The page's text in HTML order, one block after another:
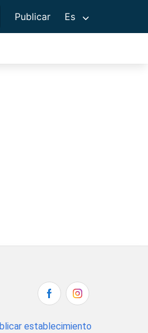
Publicar Es
establecimiento